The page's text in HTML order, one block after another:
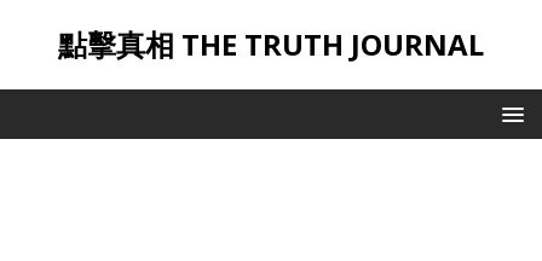
點擊真相 THE TRUTH JOURNAL